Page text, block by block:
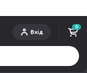
Вхід
0